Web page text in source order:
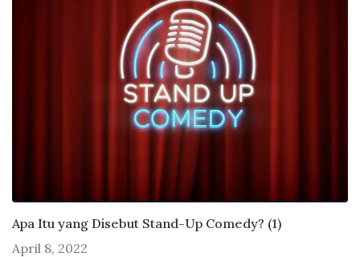
Apa Itu yang Disebut Stand-Up Comedy? (1)
April 8, 2022